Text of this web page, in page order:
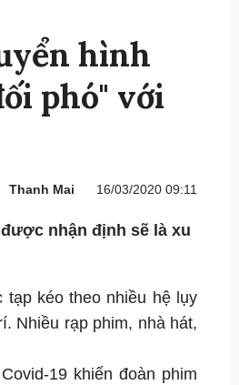
hình
phó" với
Thanh Mai 16/03/2020 09:11
nhận định sẽ là xu
tạp kéo theo nhiều hệ lụy
Nhiều rạp phim, nhà hát,
19 khiến đoàn phim